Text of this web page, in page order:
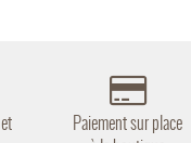
Paiement sur place